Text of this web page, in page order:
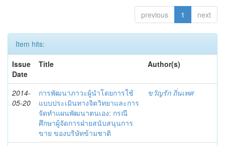
previous 1 next
Item hits:
Issue
Date
Title Author(s)
2014-
05-20
การพัฒนาภาวะผู้นำโดยการใช้
แบบประเมินทางจิตวิทยาและการ
จัดทำแผนพัฒนาตนเอง: กรณี
ศึกษาผู้จัดการฝ่ายสนับสนุนการ
ขาย ของบริษัทข้ามชาติ
ขวัญรัก ถิ่นเทศ